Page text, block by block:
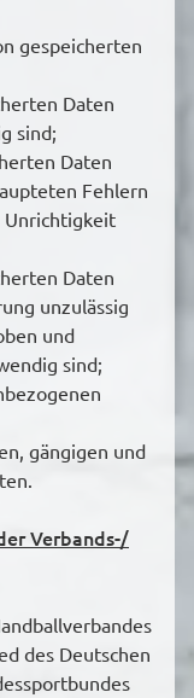
gespeicherten
Daten
sind;
Daten
Fehlern
Unrichtigkeit
Daten
unzulässig
und
sind;
gängigen und
Verbands-/
des Deutschen